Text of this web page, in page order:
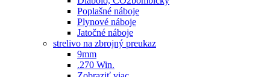
Poplašné náboje
Plynové náboje
Jatočné náboje
strelivo na zbrojný preukaz
9mm
.270 Win.